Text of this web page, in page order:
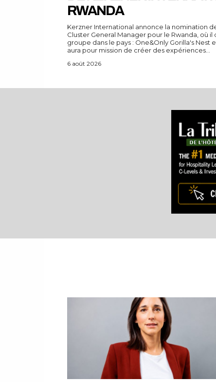
RWANDA
Kerzner International annonce la nomination
Cluster General Manager pour le Rwanda, où
groupe dans le pays : One&Only Gorilla's Nest
aura pour mission de créer des expériences...
6 août 2026